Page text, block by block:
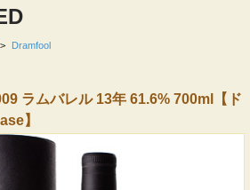
> Dramfool
ラムバレル 13年 61.6% 700ml【ド
】